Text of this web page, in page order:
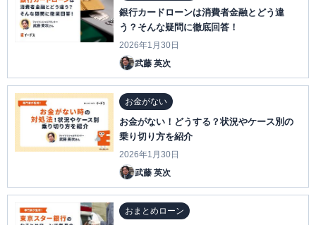
銀行カードローンは消費者金融とどう違
う？そんな疑問に徹底回答！
2026年1月30日
武藤 英次
お金がない
お金がない！どうする？状況やケース別の
乗り切り方を紹介
2026年1月30日
武藤 英次
おまとめローン